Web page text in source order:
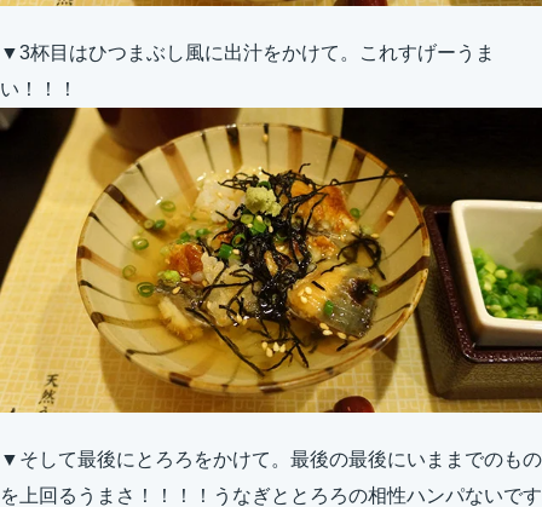
▼3杯目はひつまぶし風に出汁をかけて。これすげーうま
い！！！
▼そして最後にとろろをかけて。最後の最後にいままでのもの
を上回るうまさ！！！！うなぎととろろの相性ハンパないです